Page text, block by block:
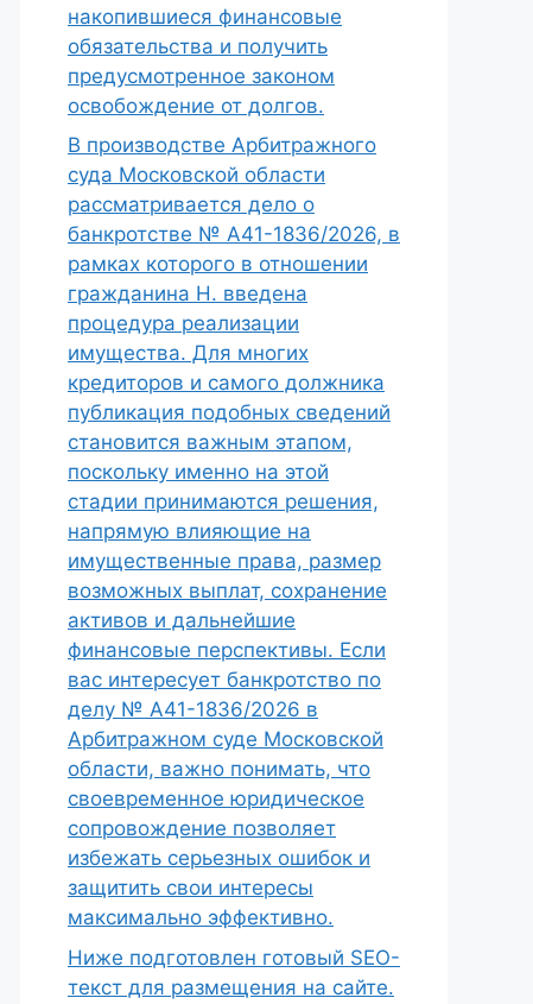
накопившиеся финансовые
обязательства и получить
предусмотренное законом
освобождение от долгов.
В производстве Арбитражного
суда Московской области
рассматривается дело о
банкротстве № А41-1836/2026, в
рамках которого в отношении
гражданина Н. введена
процедура реализации
имущества. Для многих
кредиторов и самого должника
публикация подобных сведений
становится важным этапом,
поскольку именно на этой
стадии принимаются решения,
напрямую влияющие на
имущественные права, размер
возможных выплат, сохранение
активов и дальнейшие
финансовые перспективы. Если
вас интересует банкротство по
делу № А41-1836/2026 в
Арбитражном суде Московской
области, важно понимать, что
своевременное юридическое
сопровождение позволяет
избежать серьезных ошибок и
защитить свои интересы
максимально эффективно.
Ниже подготовлен готовый SEO-
текст для размещения на сайте.